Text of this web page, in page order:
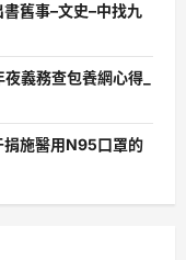
舊事–文史–中找九
義務查包養網心得_
捐施醫用N95口罩的